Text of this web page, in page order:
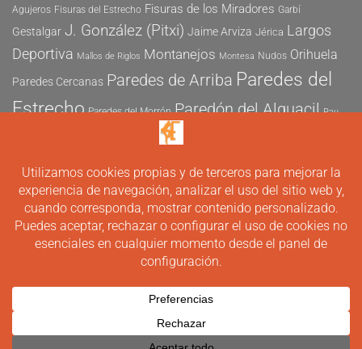
Agujeros Fisuras del Estrecho Fisuras de los Miradores Garbí
Gestalgar J. González (Pitxi) Jaime Arviza Jérica Largos
Deportiva Mallos de Riglos Montanejos Montesa Nudos Orihuela
Paredes Cercanas Paredes de Arriba Paredes del
Estrecho Paredes del Morrón Paredón del Alguacil Pau
Peñón de Ifach
Montanejos Tozal de Levante Varios Largos Xeresa Ximo
Fuertes Álvaro Vernich
CONTACTO
Copyright 2011 - 2026 ©elev-arte.com